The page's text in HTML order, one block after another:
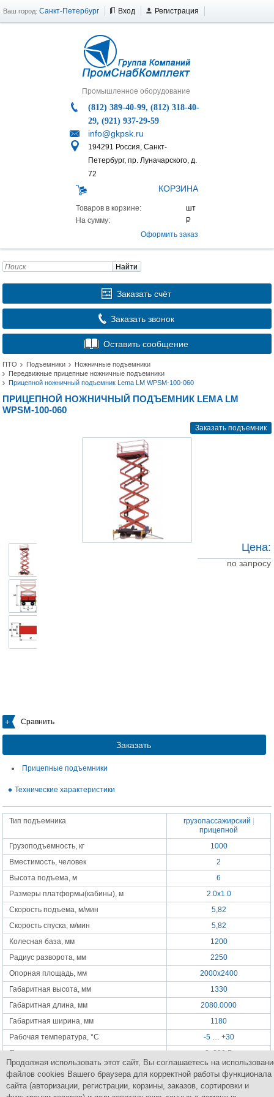
Ваш город: Санкт-Петербург Вход Регистрация
Промышленное оборудование
(812) 389-40-99, (812) 318-40-
29, (921) 937-29-59
info@gkpsk.ru
194291 Россия, Санкт-
Петербург, пр. Луначарского, д.
72
КОРЗИНА
Товаров в корзине:
На сумму:
Оформить заказ
Найти
Заказать счёт
Заказать звонок
Оставить сообщение
ПТО Подъемники
Ножничные подъемники
Передвижные прицепные ножничные подъемники
Прицепной ножничный подъемник Lema LM WPSM-100-060
ПРИЦЕПНОЙ НОЖНИЧНЫЙ ПОДЪЕМНИК LEMA LM
WPSM-100-060
Заказать подъемник
Сравнить
Заказать
Цена:
по запросу
Прицепные подъемники
Технические характеристики
Тип подъемника грузопассажирский
прицепной
Грузоподъемность, кг
1000
Вместимость, человек
2
Высота подъема, м
6
Размеры платформы(кабины), м
2.0х1.0
Скорость подъема, м/мин
5,82
Скорость спуска, м/мин
5,82
Колесная база, мм
1200
Радиус разворота, мм
2250
Опорная площадь, мм
2000x2400
Габаритная высота, мм
1330
Габаритная длина, мм
2080.0000
Габаритная ширина, мм
1180
Рабочая температура, °C
-5 … +30
Питание
3x380 В
Мощность двигателя подъема, кВт
Масса, кг
1380
Продолжая использовать этот сайт, Вы соглашаетесь на
файлов cookies Вашего браузера для корректной работы функционала
сайта (авторизации, регистрации, корзины, заказов, сортировки и